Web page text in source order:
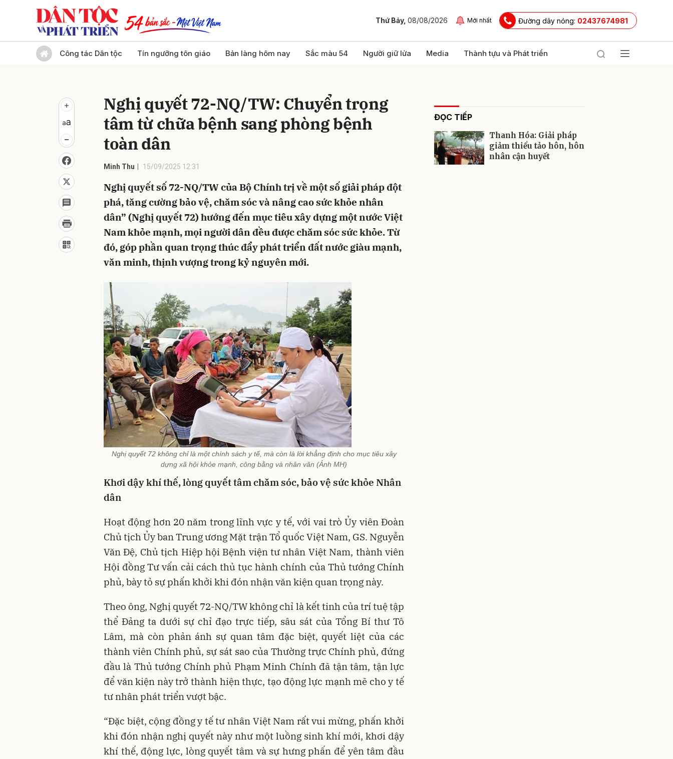
Thứ Bảy, 08/08/2026 Mới nhất Đường dây nóng: 02437674981
Công tác Dân tộc Tín ngưỡng tôn giáo Bản làng hôm nay Sắc màu 54 Người giữ lửa Media Thành tựu và Phát triển
Nghị quyết 72-NQ/TW: Chuyển trọng
tâm từ chữa bệnh sang phòng bệnh
toàn dân
Minh Thu 15/09/2025 12:31
Nghị quyết số 72-NQ/TW của Bộ Chính trị về một số giải pháp đột
phá, tăng cường bảo vệ, chăm sóc và nâng cao sức khỏe nhân
dân” (Nghị quyết 72) hướng đến mục tiêu xây dựng một nước Việt
Nam khỏe mạnh, mọi người dân đều được chăm sóc sức khỏe. Từ
đó, góp phần quan trọng thúc đẩy phát triển đất nước giàu mạnh,
văn minh, thịnh vượng trong kỷ nguyên mới.
Nghị quyết 72 không chỉ là một chính sách y tế, mà còn là lời khẳng định cho mục tiêu xây
dựng xã hội khỏe mạnh, công bằng và nhân văn (Ảnh MH)
Khơi dậy khí thế, lòng quyết tâm chăm sóc, bảo vệ sức khỏe Nhân
dân
Hoạt động hơn 20 năm trong lĩnh vực y tế, với vai trò Ủy viên Đoàn
Chủ tịch Ủy ban Trung ương Mặt trận Tổ quốc Việt Nam, GS. Nguyễn
Văn Đệ, Chủ tịch Hiệp hội Bệnh viện tư nhân Việt Nam, thành viên
Hội đồng Tư vấn cải cách thủ tục hành chính của Thủ tướng Chính
phủ, bày tỏ sự phấn khởi khi đón nhận văn kiện quan trọng này.
Theo ông, Nghị quyết 72-NQ/TW không chỉ là kết tinh của trí tuệ tập
thể Đảng ta dưới sự chỉ đạo trực tiếp, sâu sát của Tổng Bí thư Tô
Lâm, mà còn phản ánh sự quan tâm đặc biệt, quyết liệt của các
thành viên Chính phủ, sự sát sao của Thường trực Chính phủ, đứng
đầu là Thủ tướng Chính phủ Phạm Minh Chính đã tận tâm, tận lực
để văn kiện này trở thành hiện thực, tạo động lực mạnh mẽ cho y tế
tư nhân phát triển vượt bậc.
“Đặc biệt, cộng đồng y tế tư nhân Việt Nam rất vui mừng, phấn khởi
khi đón nhận nghị quyết này như một luồng sinh khí mới, khơi dậy
khí thế, động lực, lòng quyết tâm và sự hưng phấn để yên tâm đầu
ĐỌC TIẾP
Thanh Hóa: Giải pháp
giảm thiểu tảo hôn, hôn
nhân cận huyết
Gửi bình luận
Gửi